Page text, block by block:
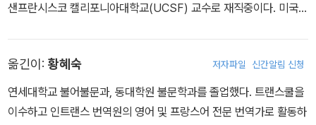
샌프란시스코 캘리포니아대학교(UCSF) 교수로 재직중이다. 미국
뇌의 기능’을 주제로 강연을 하고 있다. 또한 다양한 매체에 관련 글을
기고하면서 <오프라 윈프리 쇼>를 비롯한 수많은 방송에 출연했다.
2006년 뇌과학으로 여자의 심리와 행동을 분석한 최초의 책 《여자
옮긴이: 황혜숙 저자파일 신간알림 신청
연세대학교 불어불문과, 동대학원 불문학과를 졸업했다. 트랜스쿨을
이수하고 인트랜스 번역원의 영어 및 프랑스어 전문 번역가로 활동하